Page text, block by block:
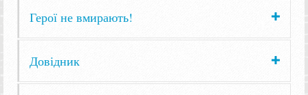
Герої не вмирають!
Довідник